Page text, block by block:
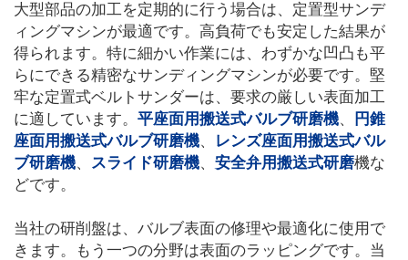
大型部品の加工を定期的に行う場合は、定置型サンデ
ィングマシンが最適です。高負荷でも安定した結果が
得られます。特に細かい作業には、わずかな凹凸も平
らにできる精密なサンディングマシンが必要です。堅
牢な定置式ベルトサンダーは、要求の厳しい表面加工
に適しています。 平座面用搬送式バルブ研磨機、
円錐
座面用搬送式バルブ研磨機、
レンズ座面用搬送式バル
ブ研磨機、 スライド研磨機、 安全弁用搬送式研磨機な
どです。
当社の研削盤は、バルブ表面の修理や最適化に使用で
きます。もう一つの分野は表面のラッピングです。当